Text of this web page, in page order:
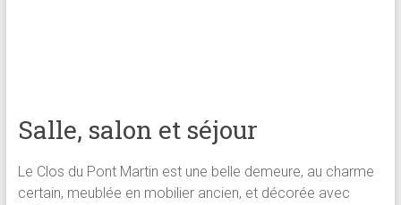
Salle, salon et séjour
Le Clos du Pont Martin est une belle demeure, au charme
certain, meublée en mobilier ancien, et décorée avec